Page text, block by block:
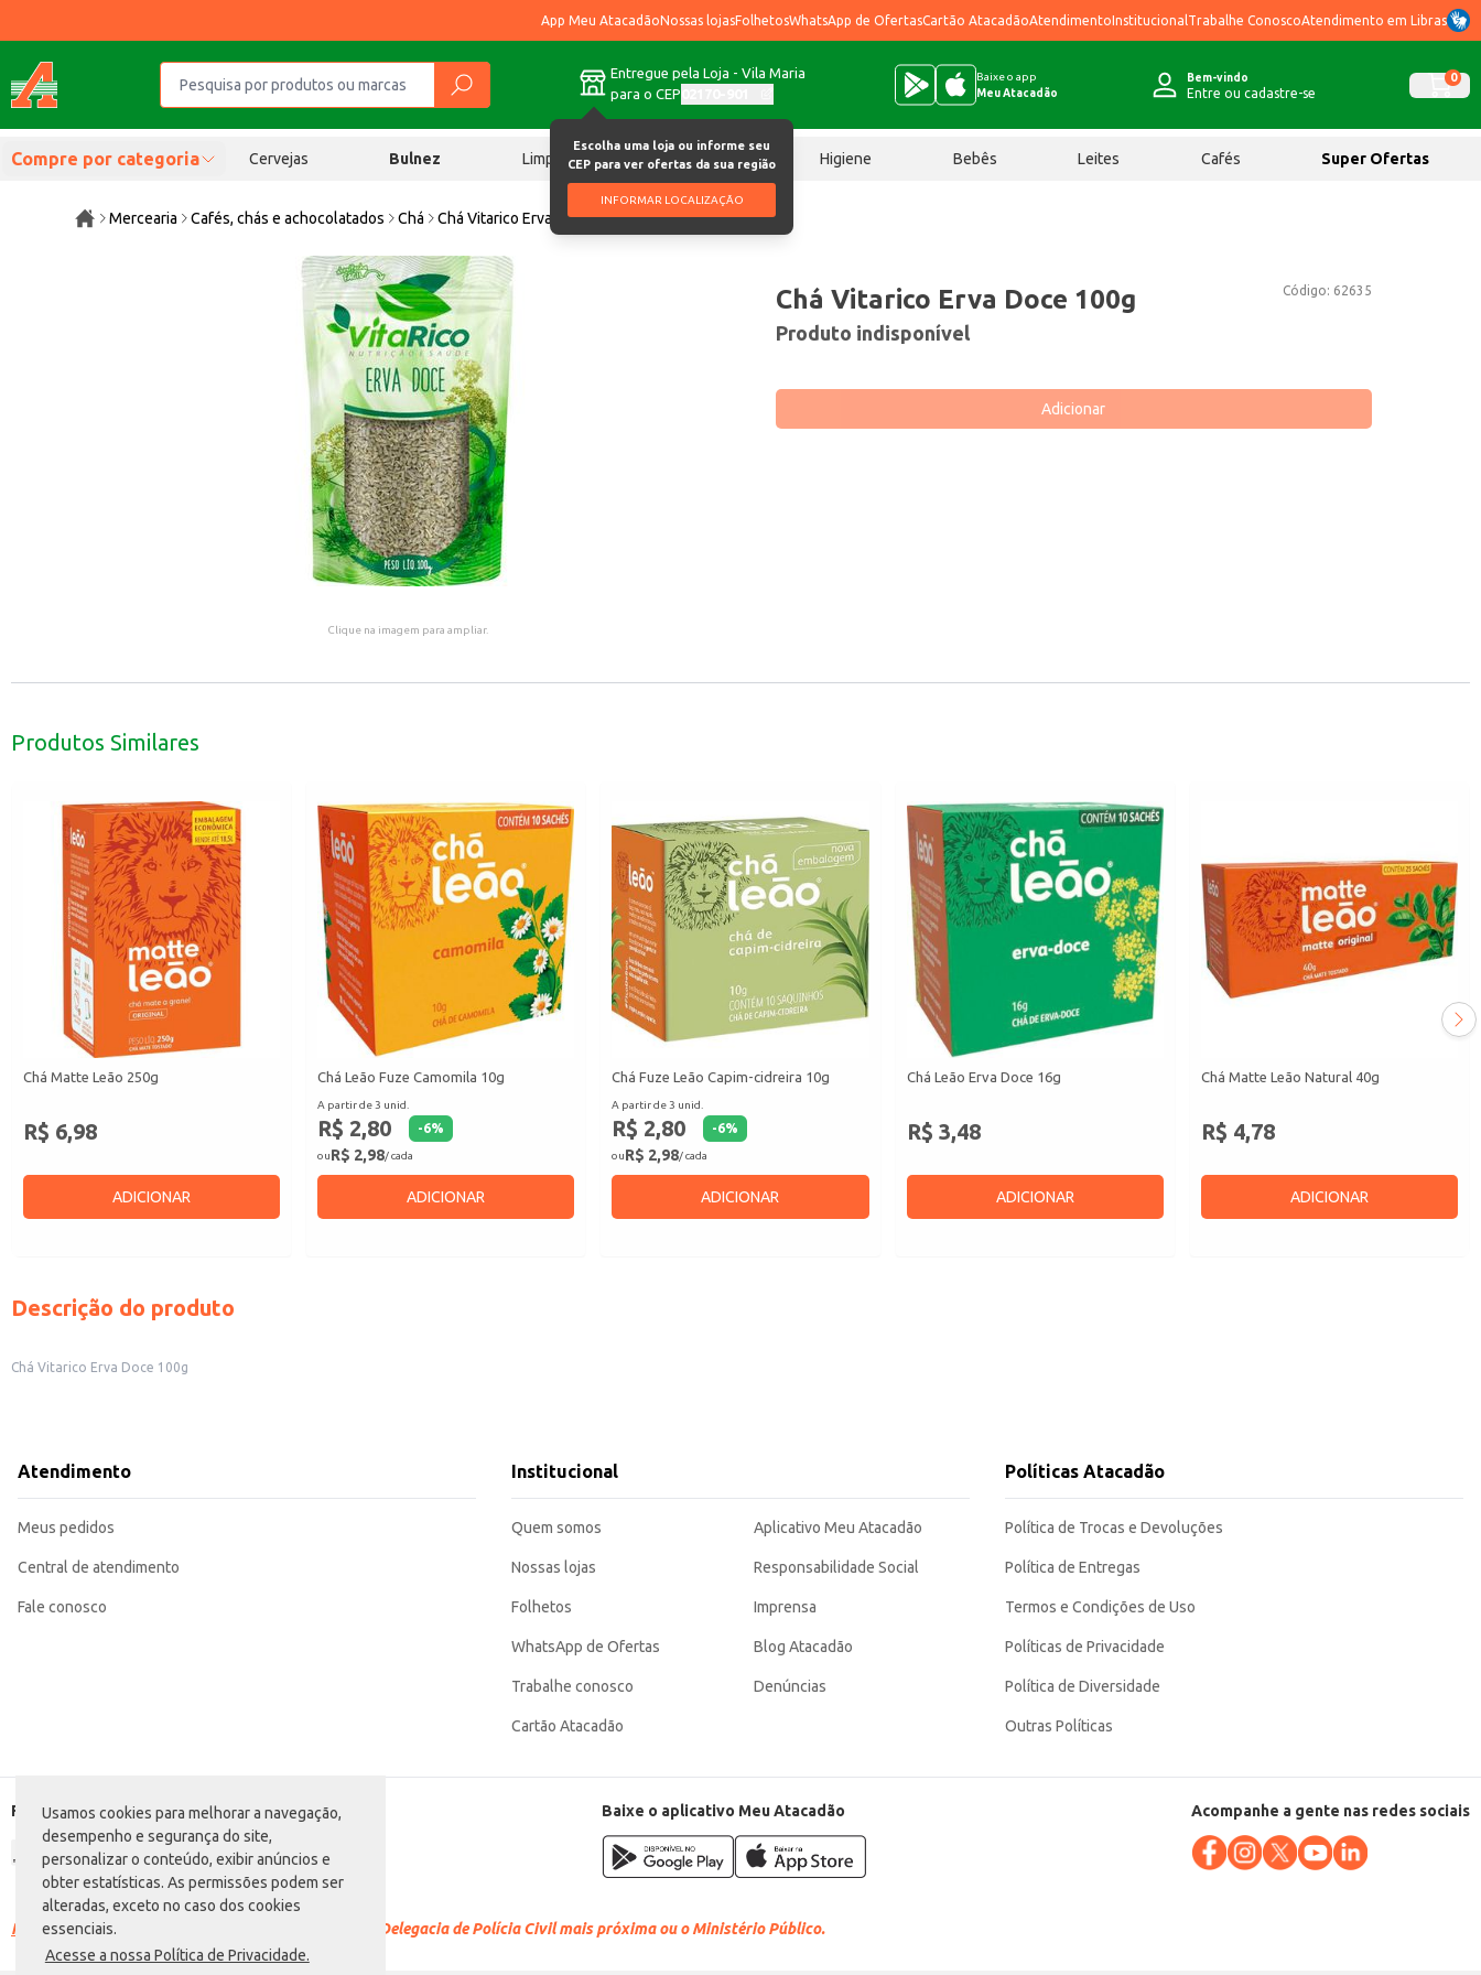
Usamos cookies para melhorar a navegação,
desempenho e segurança do site,
personalizar o conteúdo, exibir anúncios e
obter estatísticas. As permissões podem ser
alteradas, exceto no caso dos cookies
essenciais.
Acesse a nossa Política de Privacidade.
App Meu AtacadãoNossas lojasFolhetosWhatsApp de OfertasCartão AtacadãoAtendimentoInstitucional Trabalhe ConoscoAtendimento em Libras
Entregue pela Loja - Vila Maria
para o CEP
Escolha uma loja ou informe seu
CEP para ver ofertas da sua região
INFORMAR LOCALIZAÇÃO
Baixe o app
Meu Atacadão
Bem-vindo
Entre ou cadastre-se
0
Compre por categoria Cervejas Bulnez Limpeza Chocolates Higiene Bebês Leites Cafés Super Ofertas
Mercearia Cafés, chás e achocolatados Chá Chá Vitarico Erva Doce 100g
Clique na imagem para ampliar.
Código: 62635
Chá Vitarico Erva Doce 100g
Produto indisponível
Adicionar
Produtos Similares
Chá Matte Leão 250g
R$ 6,98
ADICIONAR
Chá Leão Fuze Camomila 10g
A partir de 3 unid.
R$ 2,80 -6%
ouR$ 2,98/ cada
ADICIONAR
Chá Fuze Leão Capim-cidreira 10g
A partir de 3 unid.
R$ 2,80 -6%
ouR$ 2,98/ cada
ADICIONAR
Chá Leão Erva Doce 16g
R$ 3,48
ADICIONAR
Chá Matte Leão Natural 40g
R$ 4,78
ADICIONAR
Descrição do produto
Chá Vitarico Erva Doce 100g
Atendimento
Meus pedidos
Central de atendimento
Fale conosco
Institucional
Quem somos
Nossas lojas
Folhetos
WhatsApp de Ofertas
Trabalhe conosco
Cartão Atacadão
Aplicativo Meu Atacadão
Responsabilidade Social
Imprensa
Blog Atacadão
Denúncias
Políticas Atacadão
Política de Trocas e Devoluções
Política de Entregas
Termos e Condições de Uso
Políticas de Privacidade
Política de Diversidade
Outras Políticas
Formas de pagamento Baixe o aplicativo Meu Atacadão Acompanhe a gente nas redes sociais
Racismo é crime. Denuncie. Disque 100 ou procure a Delegacia de Polícia Civil mais próxima ou o Ministério Público.